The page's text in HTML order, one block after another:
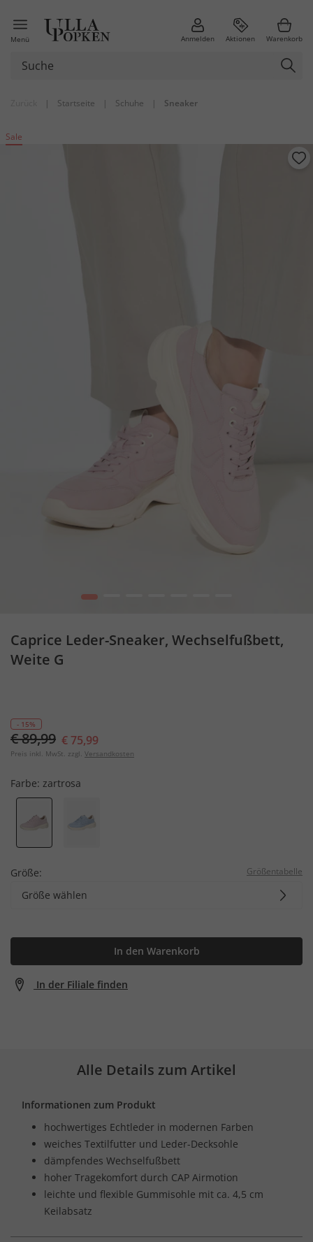
Menü Anmelden Aktionen Warenkorb
| Startseite | Schuhe | Sneaker
Sale
1
Caprice Leder-Sneaker, Wechselfußbett,
Weite G
- 15%
€ 89,99 € 75,99
Preis inkl. MwSt. zzgl. Versandkosten
Farbe: zartrosa
Größe: Größentabelle
Größe wählen
In den Warenkorb
In der Filiale finden
Alle Details zum Artikel
Informationen zum Produkt
hochwertiges Echtleder in modernen Farben
weiches Textilfutter und Leder-Decksohle
dämpfendes Wechselfußbett
hoher Tragekomfort durch CAP Airmotion
leichte und flexible Gummisohle mit ca. 4,5 cm
Keilabsatz